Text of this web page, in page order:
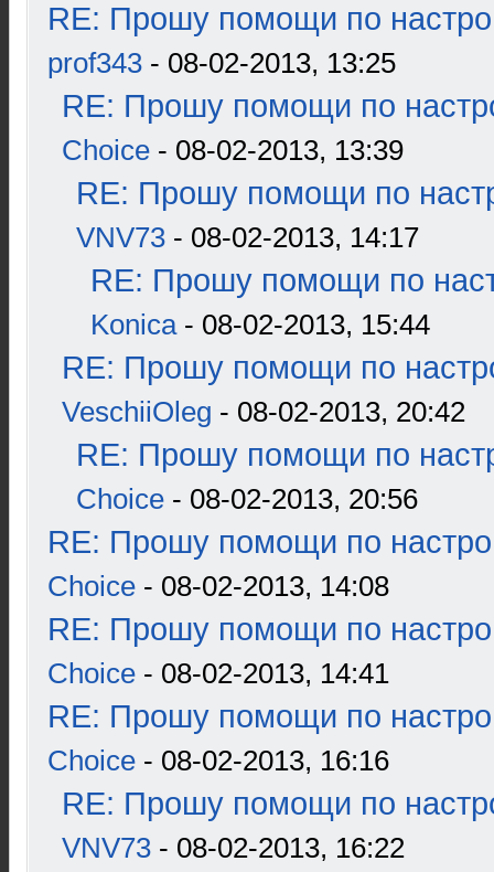
RE: Прошу помощи по
prof343 - 08-02-2013, 13:25
RE: Прошу помощи по
Choice - 08-02-2013, 13:39
RE: Прошу помощи по
VNV73 - 08-02-2013, 14:17
RE: Прошу помощи по
Konica- 08-02-2013, 15:44
RE: Прошу помощи по
VeschiiOleg - 08-02-2013, 20:42
RE: Прошу помощи по
Choice - 08-02-2013, 20:56
RE: Прошу помощи по
Choice - 08-02-2013, 14:08
RE: Прошу помощи по
Choice - 08-02-2013, 14:41
RE: Прошу помощи по
Choice - 08-02-2013, 16:16
RE: Прошу помощи по
VNV73 - 08-02-2013, 16:22